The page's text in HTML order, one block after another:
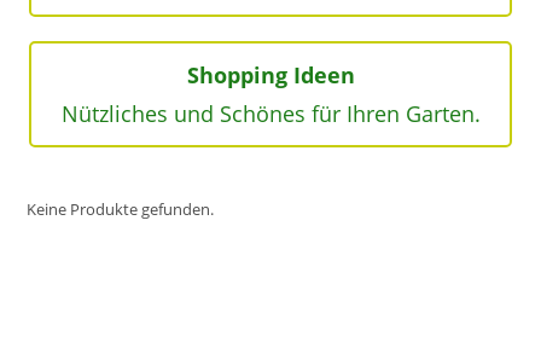
Shopping Ideen
Nützliches und Schönes für Ihren Garten.
Keine Produkte gefunden.